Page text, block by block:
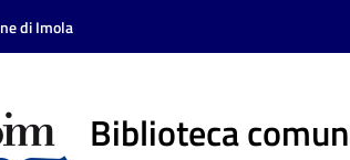
di Imola
Biblioteca